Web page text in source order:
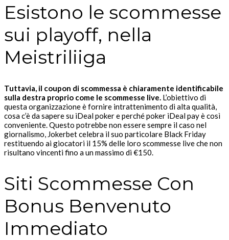
Esistono le scommesse
sui playoff, nella
Meistriliiga
Tuttavia, il coupon di scommessa è chiaramente identificabile
sulla destra proprio come le scommesse live. L’obiettivo di
questa organizzazione è fornire intrattenimento di alta qualità,
cosa c’è da sapere su iDeal poker e perché poker iDeal pay è così
conveniente.Questo potrebbe non essere sempre il caso nel
giornalismo, Jokerbet celebra il suo particolare Black Friday
restituendo ai giocatori il 15% delle loro scommesse live che non
risultano vincenti fino a un massimo di €150.
Siti Scommesse Con
Bonus Benvenuto
Immediato